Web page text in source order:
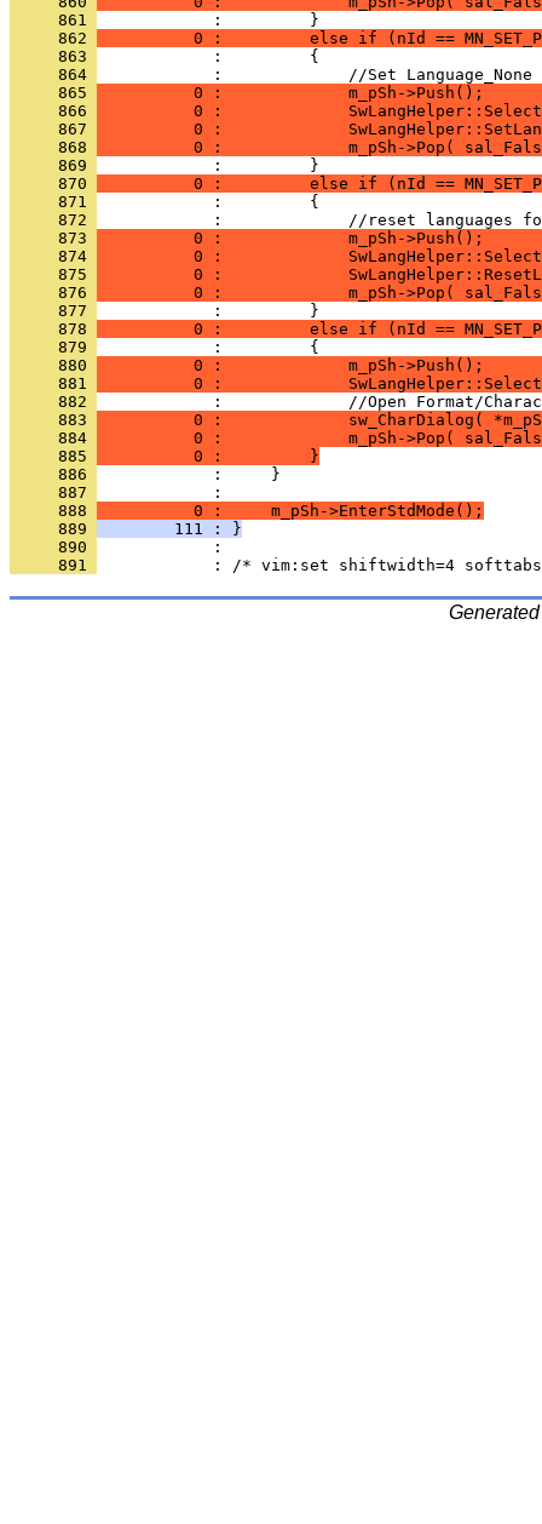
     861
     862
0 :         else if (nId ==
     863
     864
     865
0 :             m_pSh->Push();
     866
0 :
     867
0 :
     868
0 :             m_pSh->Pop(
     869
     870
0 :         else if (nId ==
     871
     872
     873
0 :             m_pSh->Push();
     874
0 :
     875
0 :
     876
0 :             m_pSh->Pop(
     877
     878
0 :         else if (nId ==
     879
     880
0 :             m_pSh->Push();
     881
0 :
     882
     883
0 :             sw_CharDialog(
     884
0 :             m_pSh->Pop(
     885
          0 :         }
     886
     887
            :
     888
          0 :     m_pSh->EnterStdMode();
     889
        111 : }
     890
     891